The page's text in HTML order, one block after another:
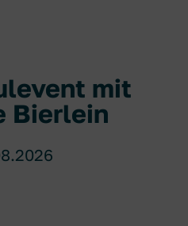
mit
Bierlein